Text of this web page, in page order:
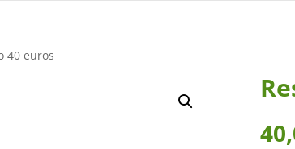
40 euros